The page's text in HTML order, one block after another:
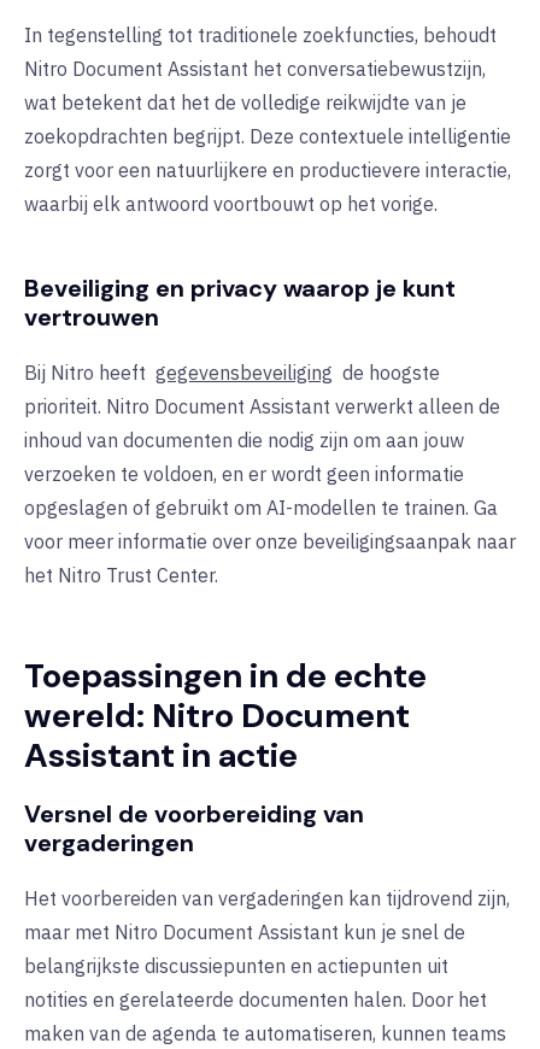
In tegenstelling tot traditionele zoekfuncties, behoudt
Nitro Document Assistant het conversatiebewustzijn,
wat betekent dat het de volledige reikwijdte van je
zoekopdrachten begrijpt. Deze contextuele intelligentie
zorgt voor een natuurlijkere en productievere interactie,
waarbij elk antwoord voortbouwt op het vorige.
Beveiliging en privacy waarop je kunt
vertrouwen
Bij Nitro heeft gegevensbeveiliging de hoogste
prioriteit. Nitro Document Assistant verwerkt alleen de
inhoud van documenten die nodig zijn om aan jouw
verzoeken te voldoen, en er wordt geen informatie
opgeslagen of gebruikt om AI-modellen te trainen. Ga
voor meer informatie over onze beveiligingsaanpak naar
het Nitro Trust Center.
Toepassingen in de echte
wereld: Nitro Document
Assistant in actie
Versnel de voorbereiding van
vergaderingen
Het voorbereiden van vergaderingen kan tijdrovend zijn,
maar met Nitro Document Assistant kun je snel de
belangrijkste discussiepunten en actiepunten uit
notities en gerelateerde documenten halen. Door het
maken van de agenda te automatiseren, kunnen teams